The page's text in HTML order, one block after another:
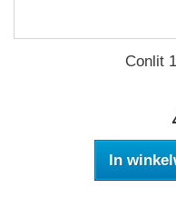
Conlit
In